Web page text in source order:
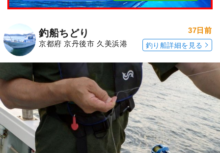
釣船ちどり
京都府 京丹後市 久美浜港
37日前
釣り船詳細を見る